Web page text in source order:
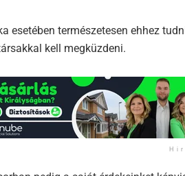
esetében természetesen ehhez
kell megküzdeni.